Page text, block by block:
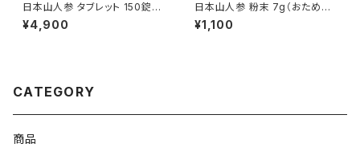
日本山人参 タブレット 150錠
（約1ヶ月分）
¥4,900
日本山人参 粉末 7g（おためし
約1週間）
¥1,100
CATEGORY
商品